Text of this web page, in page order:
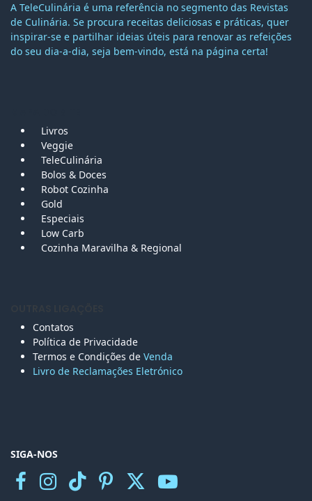
A TeleCulinária é uma referência no segmento das Revistas
de Culinária. Se procura receitas deliciosas e práticas, quer
inspirar-se e partilhar ideias úteis para renovar as refeições
do seu dia-a-dia, seja bem-vindo, está na página certa!
Livros
Veggie
TeleCulinária
Bolos & Doces
Robot Cozinha
Gold
Especiais
Low Carb
Cozinha Maravilha & Regional
Contatos
Política de Privacidade
Termos e Condições de Venda
Livro de Reclamações Eletrónico
SIGA-NOS